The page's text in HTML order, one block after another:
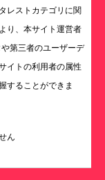
レストカテゴリに関
り、本サイト運営者
第三者のユーザーデ
イトの利用者の属性
することができま
ん